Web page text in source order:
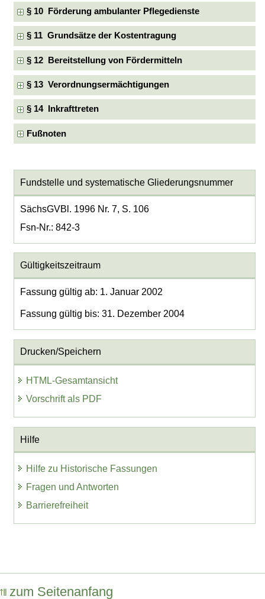
§ 10 Förderung ambulanter Pflegedienste
§ 11 Grundsätze der Kostentragung
§ 12 Bereitstellung von Fördermitteln
§ 13 Verordnungsermächtigungen
§ 14 Inkrafttreten
Fußnoten
Fundstelle und systematische Gliederungsnummer
SächsGVBl. 1996 Nr. 7, S. 106
Fsn-Nr.: 842-3
Gültigkeitszeitraum
Fassung gültig ab: 1. Januar 2002
Fassung gültig bis: 31. Dezember 2004
Drucken/Speichern
HTML-Gesamtansicht
Vorschrift als PDF
Hilfe
Hilfe zu Historische Fassungen
Fragen und Antworten
Barrierefreiheit
zum Seitenanfang